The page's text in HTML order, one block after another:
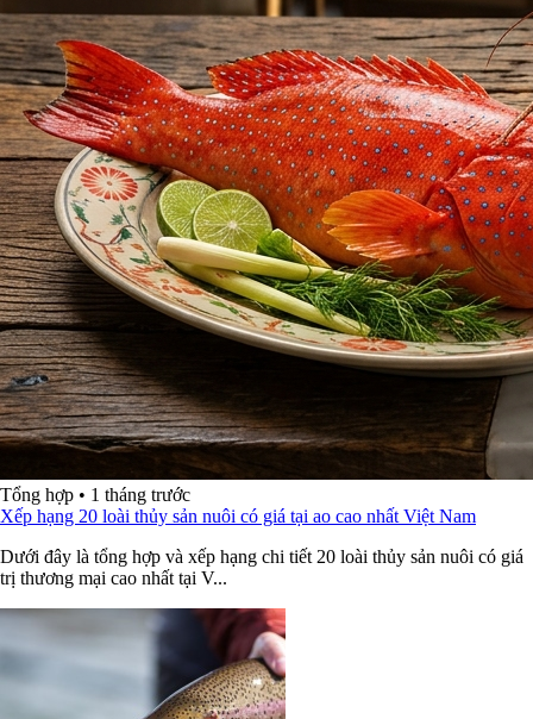
Tổng hợp • 1 tháng trước
Xếp hạng 20 loài thủy sản nuôi có giá tại ao cao nhất Việt Nam
Dưới đây là tổng hợp và xếp hạng chi tiết 20 loài thủy sản nuôi có giá
trị thương mại cao nhất tại V...